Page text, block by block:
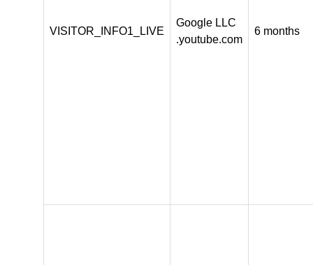
VISITOR_INFO1_LIVE
Google LLC
.youtube.com
6 months